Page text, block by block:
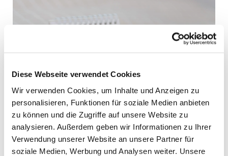
Diese Webseite verwendet Cookies
Wir verwenden Cookies, um Inhalte und Anzeigen zu
personalisieren, Funktionen für soziale Medien anbieten
zu können und die Zugriffe auf unsere Website zu
analysieren. Außerdem geben wir Informationen zu Ihrer
Verwendung unserer Website an unsere Partner für
soziale Medien, Werbung und Analysen weiter. Unsere
Samstag, 26. Juni 2027, 17:00 Uhr